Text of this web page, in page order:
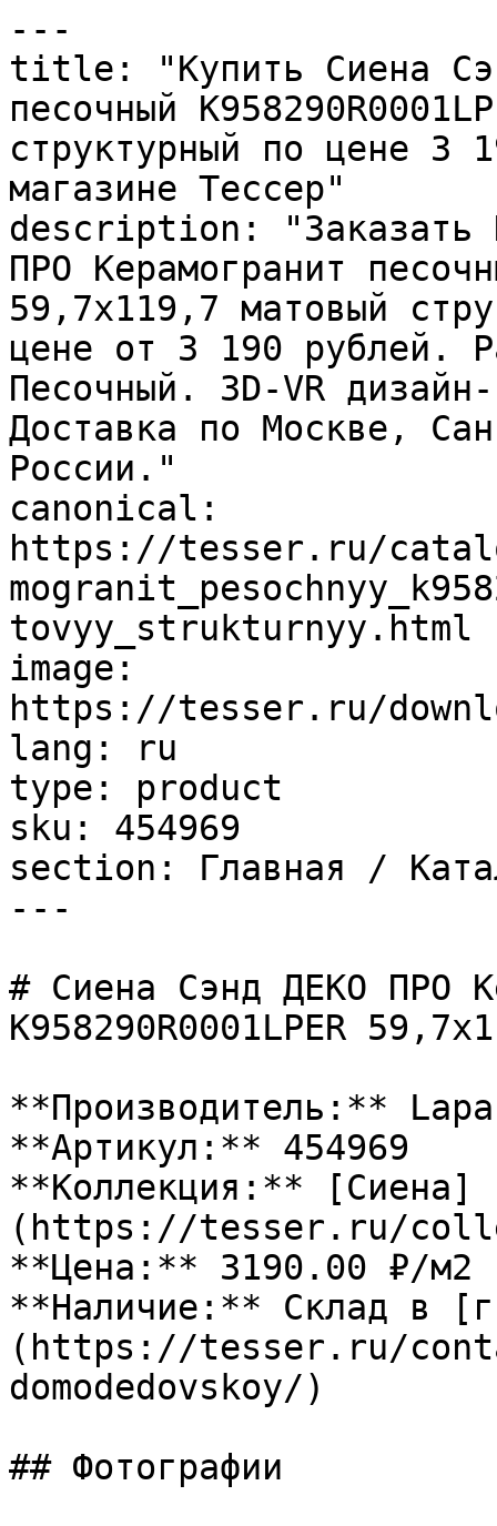
---
title: "Купить Сиена
песочный
структурный по цене 3
магазине Тессер"
description: "Заказать
ПРО Керамогранит
59,7х119,7 матовый
цене от 3 190 рублей.
Песочный. 3D-VR
Доставка по Москве,
России."
canonical:
https://tesser.ru/
tovyy_strukturnyy.html
image:
https://tesser.ru/
lang: ru
type: product
sku: 454969
section: Главная /
---
# Сиена Сэнд ДЕКО ПРО
K958290R0001LPER
**Производитель:**
**Артикул:** 454969
**Коллекция:** [Сиена]
(https://tesser.ru/
**Цена:** 3190.00 ₽/м2
**Наличие:** Склад в
(https://tesser.ru/
domodedovskoy/)
## Фотографии